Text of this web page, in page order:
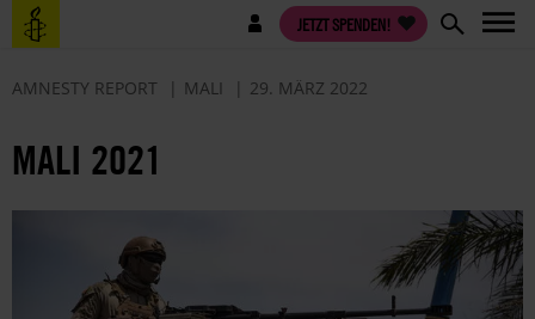
Direkt
zum
Benutzermenü JETZT SPENDEN!
AMNESTY REPORT MALI 29. MÄRZ 2022
MALI 2021